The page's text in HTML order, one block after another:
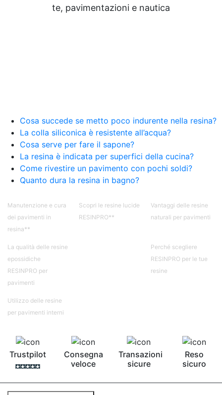
te, pavimentazioni e nautica
Cosa succede se metto poco indurente nella resina?
La colla siliconica è resistente all’acqua?
Cosa serve per fare il sapone?
La resina è indicata per superfici della cucina?
Come rivestire un pavimento con pochi soldi?
Quanto dura la resina in bagno?
Manutenzione e cura
dei pavimenti in
resina**
Scopri le resine lucide
RESINPRO**
Vantaggi delle resine
naturali per pavimenti
La qualità delle resine
epossidiche
RESINPRO per
pavimenti
Perché scegliere
RESINPRO per le tue
resine
Utilizzo delle resine
per pavimenti interni
Trustpilot
Consegna
veloce
Transazioni
sicure
Reso
sicuro